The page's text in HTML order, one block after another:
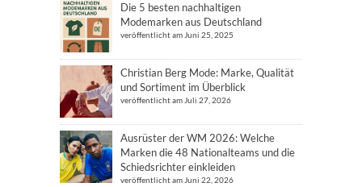
Die 5 besten nachhaltigen
Modemarken aus Deutschland
veröffentlicht am Juni 25, 2025
Christian Berg Mode: Marke, Qualität
und Sortiment im Überblick
veröffentlicht am Juli 27, 2026
Ausrüster der WM 2026: Welche
Marken die 48 Nationalteams und die
Schiedsrichter einkleiden
veröffentlicht am Juni 22, 2026